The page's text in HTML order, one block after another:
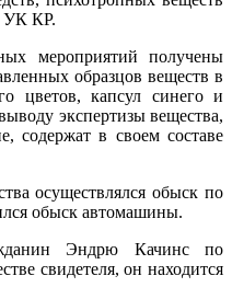
УК КР.
мероприятий получены
образцов веществ в
цветов, капсул синего и
экспертизы вещества,
содержат в своем составе
осуществлялся обыск по
обыск автомашины.
Эндрю Качинс по
свидетеля, он находится